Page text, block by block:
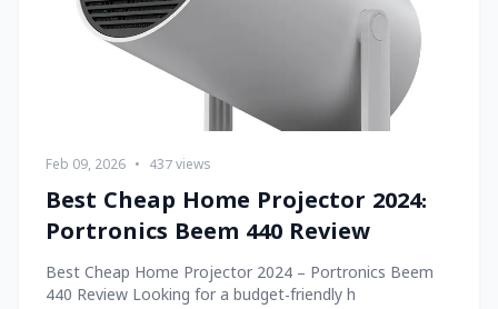
Feb 09, 2026 • 437 views
Best Cheap Home Projector 2024:
Portronics Beem 440 Review
Best Cheap Home Projector 2024 – Portronics Beem
440 Review Looking for a budget-friendly h